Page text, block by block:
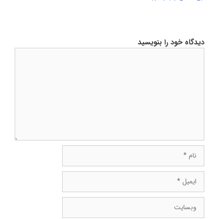
دیدگاه خود را بنویسید
ایمیل
وبسایت